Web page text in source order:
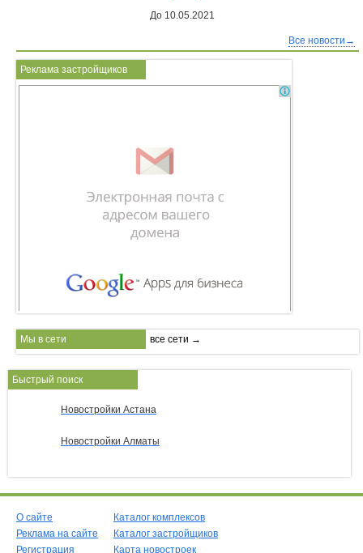
До 10.05.2021
Все новости→
Реклама застройщиков
Мы в сети все сети →
Быстрый поиск
Новостройки Астана
Новостройки Алматы
О сайте
Реклама на сайте
Регистрация
Каталог комплексов
Каталог застройщиков
Карта новостроек